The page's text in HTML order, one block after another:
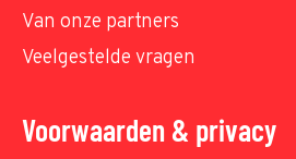
Van onze partners
Veelgestelde vragen
Voorwaarden & privacy